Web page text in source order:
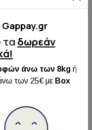
για να
τις
τα δωρεάν
άνω των 8kg ή
των 25€ με Box